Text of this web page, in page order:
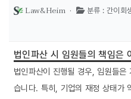
Law&Heim · 분류 : 간이회
법인파산 시 임원들의 책임은
법인파산이 진행될 경우, 임원들
습니다. 특히, 기업의 재정 상태가